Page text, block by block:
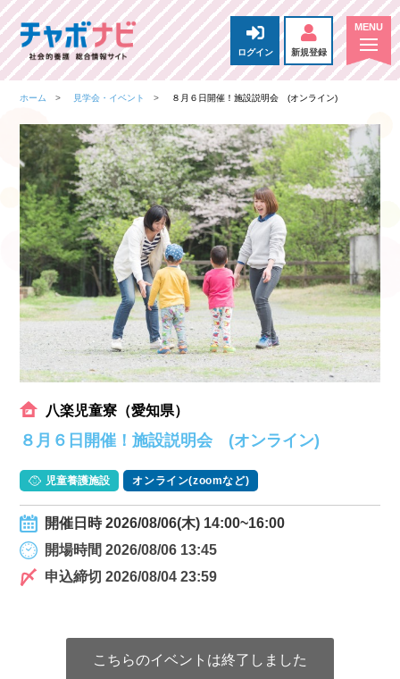
ログイン 新規登録
ホーム 見学会・イベント ８月６日開催！施設説明会 (オンライン)
八楽児童寮（愛知県）
８月６日開催！施設説明会 (オンライン)
児童養護施設 オンライン(zoomなど)
開催日時 2026/08/06(木) 14:00~16:00
開場時間 2026/08/06 13:45
申込締切 2026/08/04 23:59
こちらのイベントは終了しました